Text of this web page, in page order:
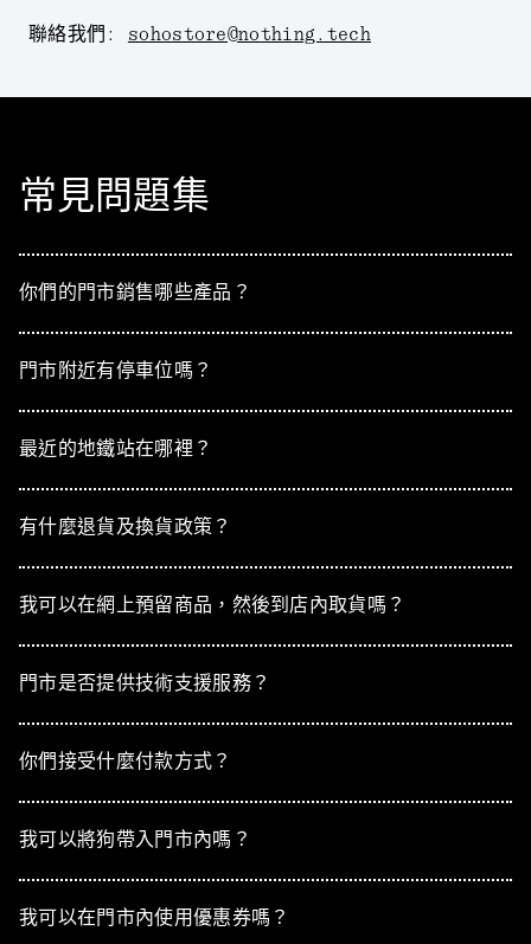
聯絡我們: sohostore@nothing.tech
常見問題集
你們的門市銷售哪些產品？
門市附近有停車位嗎？
最近的地鐵站在哪裡？
有什麼退貨及換貨政策？
我可以在網上預留商品，然後到店內取貨嗎？
門市是否提供技術支援服務？
你們接受什麼付款方式？
我可以將狗帶入門市內嗎？
我可以在門市內使用優惠券嗎？